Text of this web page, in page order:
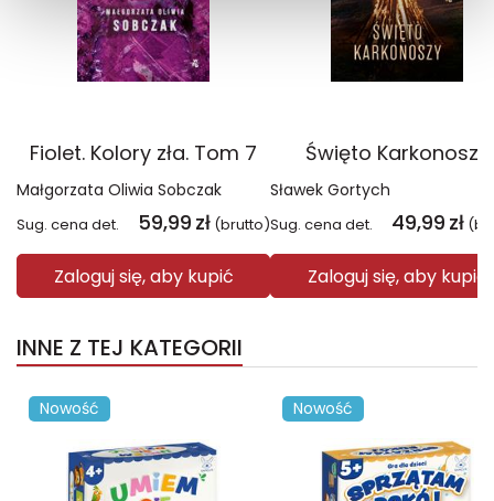
Fiolet. Kolory zła. Tom 7
Małgorzata Oliwia Sobczak
Sug. cena det. 59,99 zł (brutto)
Zaloguj się, aby kupić
Święto Karkonoszy
Sławek Gortych
Sug. cena det. 49,99 zł
Zaloguj się, aby kupić
INNE Z TEJ KATEGORII
Nowość Nowość